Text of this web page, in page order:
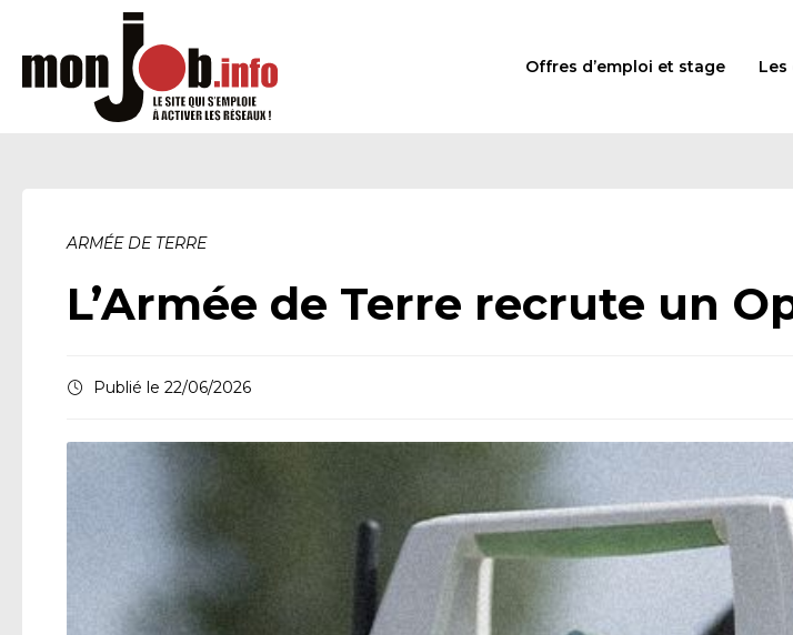
Offres d’emploi et stage
ARMÉE DE TERRE
L’Armée de Terre recrute un
Publié le 22/06/2026